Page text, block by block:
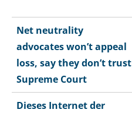
Net neutrality
advocates won’t appeal
loss, say they don’t trust
Supreme Court
Dieses Internet der